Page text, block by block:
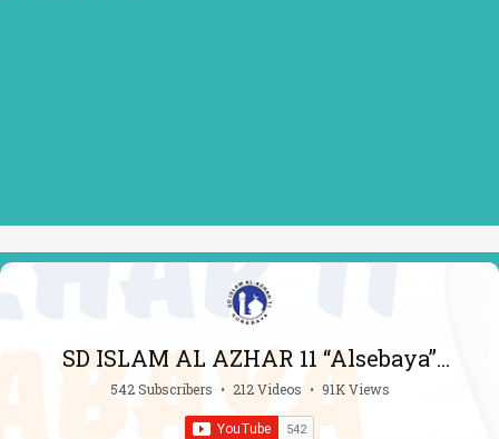
SD ISLAM AL AZHAR 11 “Alsebaya”
Surabaya
542 Subscribers • 212 Videos • 91K Views